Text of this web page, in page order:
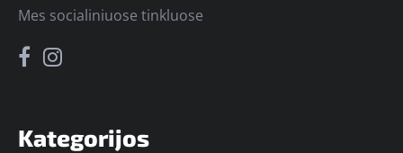
Kategorijos
Mes socialiniuose tinkluose